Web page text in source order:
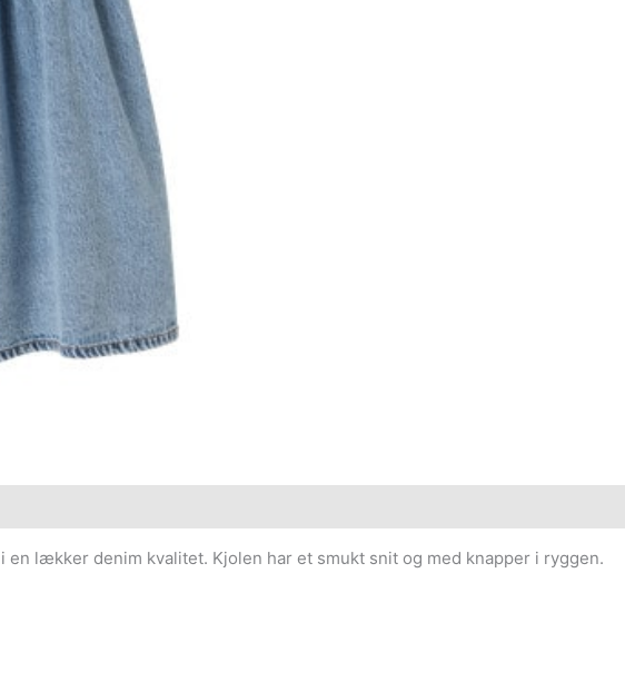
en lækker denim kvalitet. Kjolen har et smukt snit og med knapper i ryggen.